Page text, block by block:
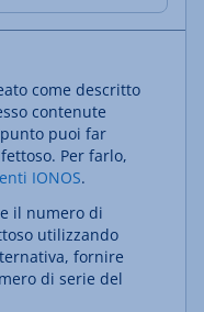
come descritto
contenute
puoi far
Per farlo,
IONOS.
il numero di
utilizzando
fornire
di serie del